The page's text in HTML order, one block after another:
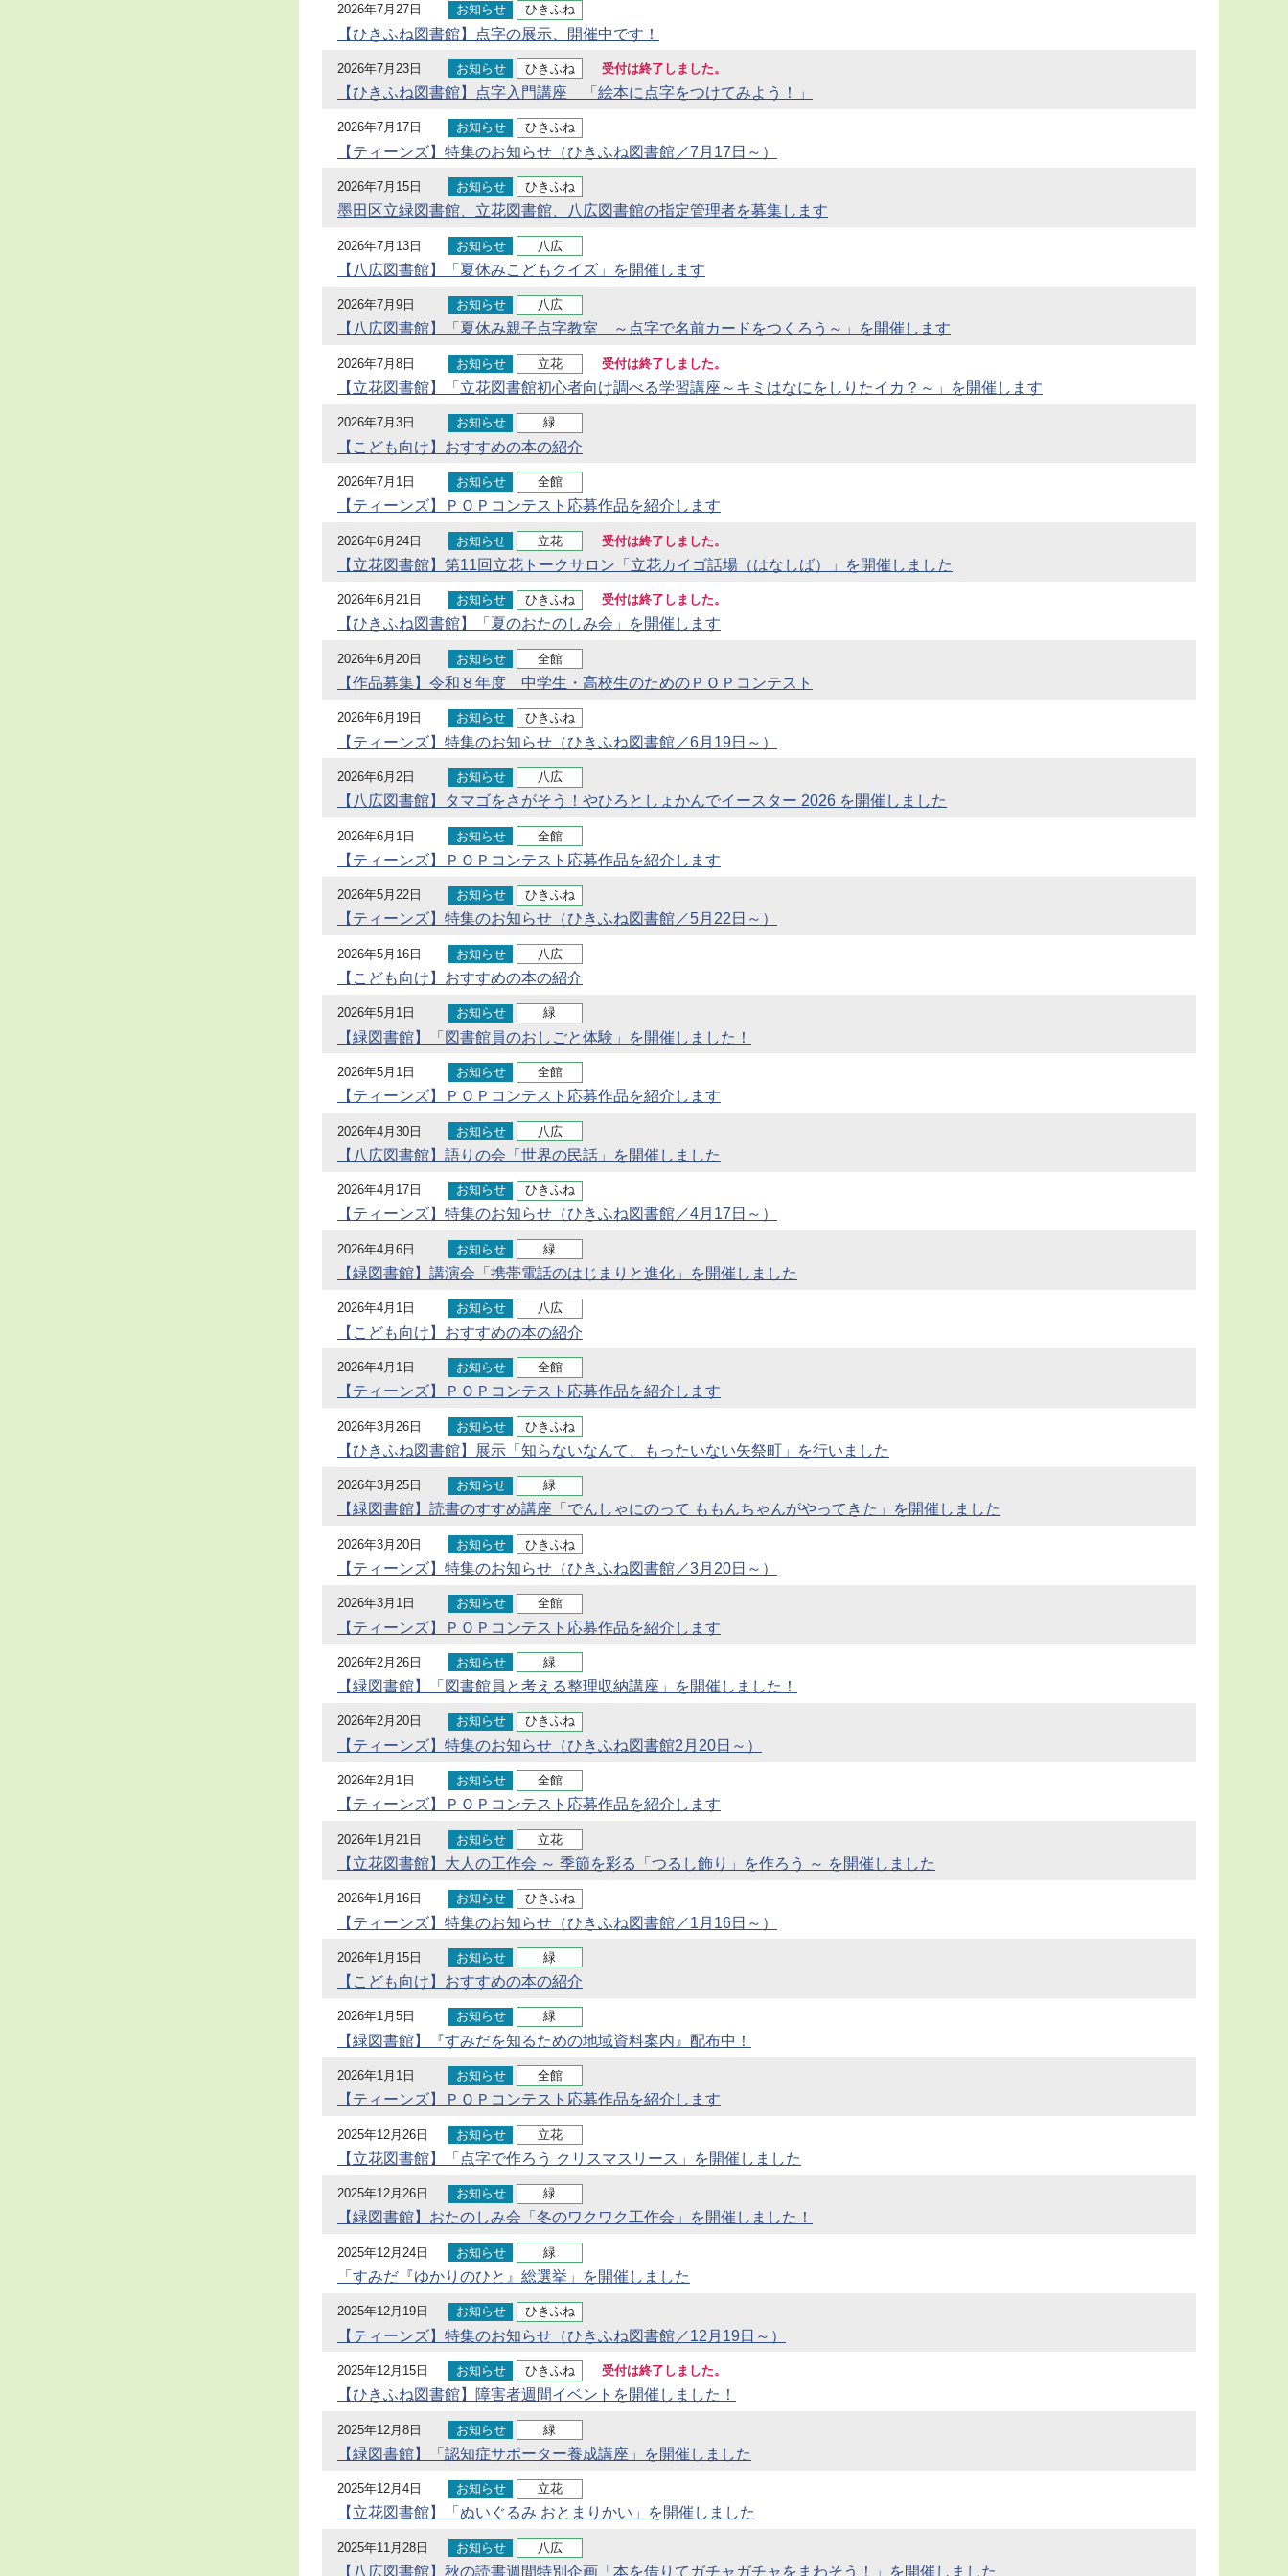
2026年7月27日 お知らせ ひきふね
【ひきふね図書館】点字の展示、開催中です！
2026年7月23日 お知らせ ひきふね 受付は終了しました。
【ひきふね図書館】点字入門講座 「絵本に点字をつけてみよう！」
2026年7月17日 お知らせ ひきふね
【ティーンズ】特集のお知らせ（ひきふね図書館／7月17日～）
2026年7月15日 お知らせ ひきふね
墨田区立緑図書館、立花図書館、八広図書館の指定管理者を募集します
2026年7月13日 お知らせ 八広
【八広図書館】「夏休みこどもクイズ」を開催します
2026年7月9日 お知らせ 八広
【八広図書館】「夏休み親子点字教室 ～点字で名前カードをつくろう～」を開催します
2026年7月8日 お知らせ 立花 受付は終了しました。
【立花図書館】「立花図書館初心者向け調べる学習講座～キミはなにをしりたイカ？～」を開催します
2026年7月3日 お知らせ 緑
【こども向け】おすすめの本の紹介
2026年7月1日 お知らせ 全館
【ティーンズ】ＰＯＰコンテスト応募作品を紹介します
2026年6月24日 お知らせ 立花 受付は終了しました。
【立花図書館】第11回立花トークサロン「立花カイゴ話場（はなしば）」を開催しました
2026年6月21日 お知らせ ひきふね 受付は終了しました。
【ひきふね図書館】「夏のおたのしみ会」を開催します
2026年6月20日 お知らせ 全館
【作品募集】令和８年度 中学生・高校生のためのＰＯＰコンテスト
2026年6月19日 お知らせ ひきふね
【ティーンズ】特集のお知らせ（ひきふね図書館／6月19日～）
2026年6月2日 お知らせ 八広
【八広図書館】タマゴをさがそう！やひろとしょかんでイースター 2026 を開催しました
2026年6月1日 お知らせ 全館
【ティーンズ】ＰＯＰコンテスト応募作品を紹介します
2026年5月22日 お知らせ ひきふね
【ティーンズ】特集のお知らせ（ひきふね図書館／5月22日～）
2026年5月16日 お知らせ 八広
【こども向け】おすすめの本の紹介
2026年5月1日 お知らせ 緑
【緑図書館】「図書館員のおしごと体験」を開催しました！
2026年5月1日 お知らせ 全館
【ティーンズ】ＰＯＰコンテスト応募作品を紹介します
2026年4月30日 お知らせ 八広
【八広図書館】語りの会「世界の民話」を開催しました
2026年4月17日 お知らせ ひきふね
【ティーンズ】特集のお知らせ（ひきふね図書館／4月17日～）
2026年4月6日 お知らせ 緑
【緑図書館】講演会「携帯電話のはじまりと進化」を開催しました
2026年4月1日 お知らせ 八広
【こども向け】おすすめの本の紹介
2026年4月1日 お知らせ 全館
【ティーンズ】ＰＯＰコンテスト応募作品を紹介します
2026年3月26日 お知らせ ひきふね
【ひきふね図書館】展示「知らないなんて、もったいない矢祭町」を行いました
2026年3月25日 お知らせ 緑
【緑図書館】読書のすすめ講座「でんしゃにのって ももんちゃんがやってきた」を開催しました
2026年3月20日 お知らせ ひきふね
【ティーンズ】特集のお知らせ（ひきふね図書館／3月20日～）
2026年3月1日 お知らせ 全館
【ティーンズ】ＰＯＰコンテスト応募作品を紹介します
2026年2月26日 お知らせ 緑
【緑図書館】「図書館員と考える整理収納講座」を開催しました！
2026年2月20日 お知らせ ひきふね
【ティーンズ】特集のお知らせ（ひきふね図書館2月20日～）
2026年2月1日 お知らせ 全館
【ティーンズ】ＰＯＰコンテスト応募作品を紹介します
2026年1月21日 お知らせ 立花
【立花図書館】大人の工作会 ～ 季節を彩る「つるし飾り」を作ろう ～ を開催しました
2026年1月16日 お知らせ ひきふね
【ティーンズ】特集のお知らせ（ひきふね図書館／1月16日～）
2026年1月15日 お知らせ 緑
【こども向け】おすすめの本の紹介
2026年1月5日 お知らせ 緑
【緑図書館】『すみだを知るための地域資料案内』配布中！
2026年1月1日 お知らせ 全館
【ティーンズ】ＰＯＰコンテスト応募作品を紹介します
2025年12月26日 お知らせ 立花
【立花図書館】「点字で作ろう クリスマスリース」を開催しました
2025年12月26日 お知らせ 緑
【緑図書館】おたのしみ会「冬のワクワク工作会」を開催しました！
2025年12月24日 お知らせ 緑
「すみだ『ゆかりのひと』総選挙」を開催しました
2025年12月19日 お知らせ ひきふね
【ティーンズ】特集のお知らせ（ひきふね図書館／12月19日～）
2025年12月15日 お知らせ ひきふね 受付は終了しました。
【ひきふね図書館】障害者週間イベントを開催しました！
2025年12月8日 お知らせ 緑
【緑図書館】「認知症サポーター養成講座」を開催しました
2025年12月4日 お知らせ 立花
【立花図書館】「ぬいぐるみ おとまりかい」を開催しました
2025年11月28日 お知らせ 八広
【八広図書館】秋の読書週間特別企画「本を借りてガチャガチャをまわそう！」を開催しました